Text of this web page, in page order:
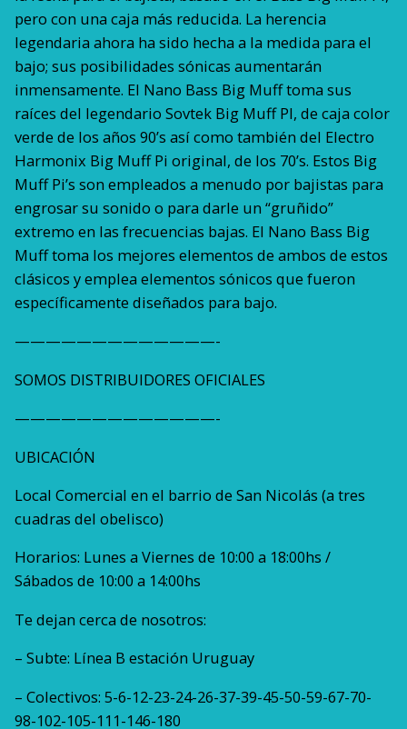
pero con una caja más reducida. La herencia
legendaria ahora ha sido hecha a la medida para el
bajo; sus posibilidades sónicas aumentarán
inmensamente. El Nano Bass Big Muff toma sus
raíces del legendario Sovtek Big Muff PI, de caja color
verde de los años 90’s así como también del Electro
Harmonix Big Muff Pi original, de los 70’s. Estos Big
Muff Pi’s son empleados a menudo por bajistas para
engrosar su sonido o para darle un “gruñido”
extremo en las frecuencias bajas. El Nano Bass Big
Muff toma los mejores elementos de ambos de estos
clásicos y emplea elementos sónicos que fueron
específicamente diseñados para bajo.
—————————————-
SOMOS DISTRIBUIDORES OFICIALES
—————————————-
UBICACIÓN
Local Comercial en el barrio de San Nicolás (a tres
cuadras del obelisco)
Horarios: Lunes a Viernes de 10:00 a 18:00hs /
Sábados de 10:00 a 14:00hs
Te dejan cerca de nosotros:
– Subte: Línea B estación Uruguay
– Colectivos: 5-6-12-23-24-26-37-39-45-50-59-67-70-
98-102-105-111-146-180